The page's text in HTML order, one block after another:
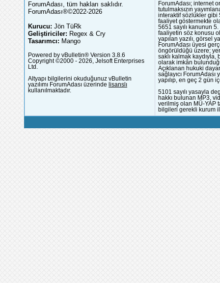
ForumAdası, tüm hakları saklıdır.
ForumAdası®©2022-2026
Kurucu: Jön TüRk
Geliştiriciler: Regex & Cry
Tasarımcı: Mango
Powered by vBulletin® Version 3.8.6
Copyright ©2000 - 2026, Jelsoft Enterprises
Ltd.
Altyapı bilgilerini okuduğunuz vBulletin
yazılımı ForumAdası üzerinde lisanslı
kullanılmaktadır.
ForumAdası; internet
tutulmaksızın
interaktif sözlükler gibi
faaliyet göstermekte
5651 sayılı kanunun
faaliyetin söz konusu
yapılan yazılı, görsel
ForumAdası üyesi
öngörüldüğü üzere;
saklı kalmak
olarak imkân
Açıklanan hukuki
sağlayıcı
yapılıp, en geç 2 gün
5101 sayılı yasayla
hakkı bulunan MP3,
verilmiş olan MÜ-YAP
bilgileri gerekli kurum